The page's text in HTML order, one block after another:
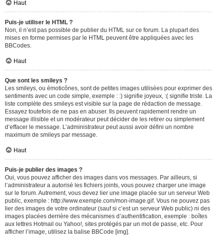
Haut
Puis-je utiliser le HTML ?
Non, il n’est pas possible de publier du HTML sur ce forum. La plupart des
mises en forme permises par le HTML peuvent être appliquées avec les
BBCodes.
Haut
Que sont les smileys ?
Les smileys, ou émoticônes, sont de petites images utilisées pour exprimer des
sentiments avec un code simple, exemple : :) signifie joyeux, :( signifie triste. La
liste complète des smileys est visible sur la page de rédaction de message.
Essayez toutefois de ne pas en abuser. Ils peuvent rapidement rendre un
message illisible et un modérateur peut décider de les retirer ou simplement
d’effacer le message. L’administrateur peut aussi avoir défini un nombre
maximum de smileys par message.
Haut
Puis-je publier des images ?
Oui, vous pouvez afficher des images dans vos messages. Par ailleurs, si
l’administrateur a autorisé les fichiers joints, vous pouvez charger une image
sur le forum. Autrement, vous devez lier une image placée sur un serveur Web
public, exemple : http://www.exemple.com/mon-image.gif. Vous ne pouvez pas
lier des images de votre ordinateur (sauf si c’est un serveur Web public) ni des
images placées derrière des mécanismes d’authentification, exemple : boîtes
aux lettres Hotmail ou Yahoo!, sites protégés par un mot de passe, etc. Pour
afficher l’image, utilisez la balise BBCode [img].